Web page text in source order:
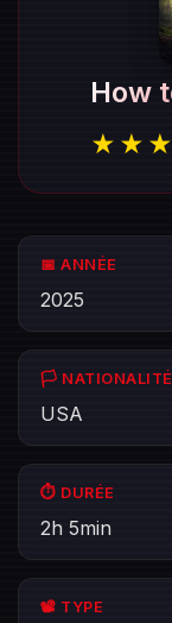
How
📅 ANNÉE
2025
🏳️ NATIONALITÉ
USA
⏱️ DURÉE
2h 5min
📽️ TYPE